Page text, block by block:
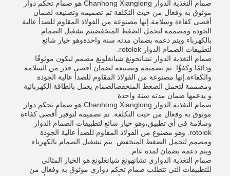
صمام التغذية الدوار Chanhong Xianglong هو صمام تحكم دوار
موثوق به وفعال من حيث التكلفة تم تصميمه وتصنيعه لضمان
أقصى كفاءة وسلامة.إنها مصنوعة من الفولاذ المقاوم للصدأ عالية
الجودة ومصممة لتحمل الضغط المنخفضيتم تشغيل الصمام
بالكهرباء ويتم دعمه بضمان مدته سنة واحدةوهو خيار شائع
لتطبيقات الصمام الدوار rotolok.
صمام التغذية الدوار تشانخونغ شيانغلونغ مصمم ليكون موثوقًا
ودائمًا وكفؤًا. تم تصميمه وتصنيعه لضمان أقصى قدر من السلامة
والكفاءة.إنها مصنوعة من الفولاذ المقاوم للصدأ عالية الجودة
ومصممة لتحمل الضغط المنخفضالصمام يعمل بالطاقة الكهربائية
و يدعمها ضمان مدته سنة واحدة
صمام التغذية الدوار Chanhong Xianglong هو صمام تحكم دوار
موثوق به وفعال من حيث التكلفة. تم تصميمه لتوفير أقصى كفاءة
وسلامة في أي تطبيق،وهو خيار شائع لتطبيقات الصمام الدوار
rotolok. وهو مصنوع من الفولاذ المقاوم للصدأ عالية الجودة
ومصمم لتحمل الضغط المنخفض. يتم تشغيل الصمام بالكهرباء
ويتم دعمه بضمان لمدة عام.
صمام التغذية الدواري تشانهونغ شيانغلونغ هو الخيار المثالي
للتطبيقات التي تتطلب صمام تحكم دواري موثوق به وفعال من